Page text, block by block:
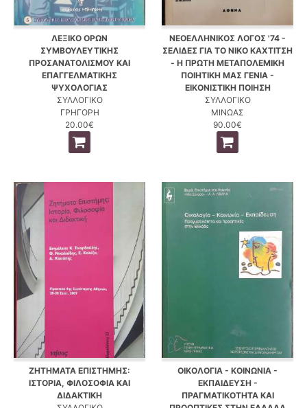
ΛΕΞΙΚΟ ΟΡΩΝ
ΣΥΜΒΟΥΛΕΥΤΙΚΗΣ
ΠΡΟΣΑΝΑΤΟΛΙΣΜΟΥ ΚΑΙ
ΕΠΑΓΓΕΛΜΑΤΙΚΗΣ
ΨΥΧΟΛΟΓΙΑΣ
ΣΥΛΛΟΓΙΚΟ
ΓΡΗΓΟΡΗ
20.00€
ΝΕΟΕΛΛΗΝΙΚΟΣ ΛΟΓΟΣ '74 -
ΣΕΛΙΔΕΣ ΓΙΑ ΤΟ ΝΙΚΟ ΚΑΧΤΙΤΣΗ
- Η ΠΡΩΤΗ ΜΕΤΑΠΟΛΕΜΙΚΗ
ΠΟΙΗΤΙΚΗ ΜΑΣ ΓΕΝΙΑ -
ΕΙΚΟΝΙΣΤΙΚΗ ΠΟΙΗΣΗ
ΣΥΛΛΟΓΙΚΟ
ΜΙΝΩΑΣ
90.00€
ΖΗΤΗΜΑΤΑ ΕΠΙΣΤΗΜΗΣ:
ΙΣΤΟΡΙΑ, ΦΙΛΟΣΟΦΙΑ ΚΑΙ
ΔΙΔΑΚΤΙΚΗ
ΟΙΚΟΛΟΓΙΑ - ΚΟΙΝΩΝΙΑ -
ΕΚΠΑΙΔΕΥΣΗ -
ΠΡΑΓΜΑΤΙΚΟΤΗΤΑ ΚΑΙ